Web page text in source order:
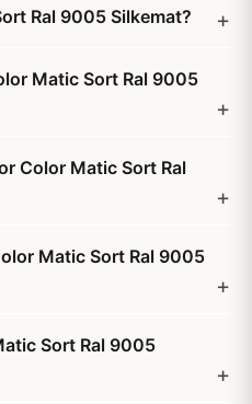
Ral 9005 Silkemat?
Matic Sort Ral 9005
Color Matic Sort Ral
Matic Sort Ral 9005
Sort Ral 9005